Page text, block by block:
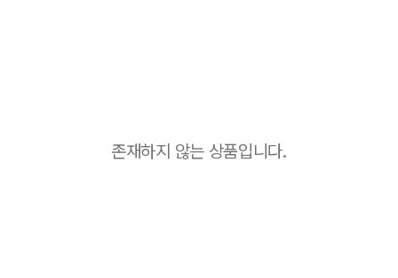
존재하지 않는 상품입니다.